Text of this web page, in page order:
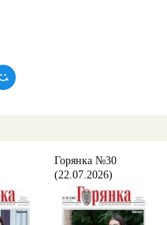
Горянка №30
(22.07.2026)